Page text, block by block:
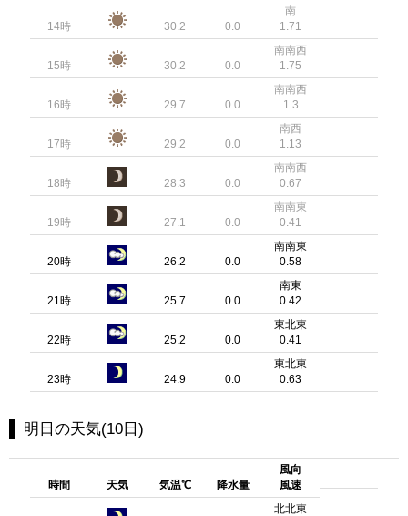
14時 30.2 0.0
南
1.71
15時 30.2 0.0
南南西
1.75
16時 29.7 0.0
南南西
1.3
17時 29.2 0.0
南西
1.13
18時 28.3 0.0
南南西
0.67
19時 27.1 0.0
南南東
0.41
20時 26.2 0.0
南南東
0.58
21時 25.7 0.0
南東
0.42
22時 25.2 0.0
東北東
0.41
23時 24.9 0.0
東北東
0.63
明日の天気(10日)
時間 天気 気温℃ 降水量
風向
風速
北北東